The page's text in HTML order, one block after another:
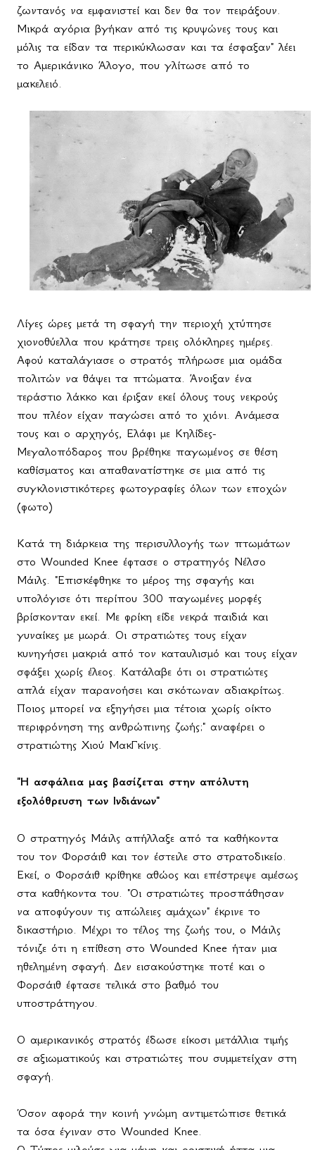
ζωντανός να εμφανιστεί και δεν θα τον πειράξουν.
Μικρά αγόρια βγήκαν από τις κρυψώνες τους και
μόλις τα είδαν τα περικύκλωσαν και τα έσφαξαν" λέει
το Αμερικάνικο Άλογο, που γλίτωσε από το
μακελειό.
Λίγες ώρες μετά τη σφαγή την περιοχή χτύπησε
χιονοθύελλα που κράτησε τρεις ολόκληρες ημέρες.
Αφού καταλάγιασε ο στρατός πλήρωσε μια ομάδα
πολιτών να θάψει τα πτώματα. Άνοιξαν ένα
τεράστιο λάκκο και έριξαν εκεί όλους τους νεκρούς
που πλέον είχαν παγώσει από το χιόνι. Ανάμεσα
τους και ο αρχηγός, Ελάφι με Κηλίδες-
Μεγαλοπόδαρος που βρέθηκε παγωμένος σε θέση
καθίσματος και απαθανατίστηκε σε μια από τις
συγκλονιστικότερες φωτογραφίες όλων των εποχών
(φωτο)
Κατά τη διάρκεια της περισυλλογής των πτωμάτων
στο Wounded Knee έφτασε ο στρατηγός Νέλσο
Μάιλς. "Επισκέφθηκε το μέρος της σφαγής και
υπολόγισε ότι περίπου 300 παγωμένες μορφές
βρίσκονταν εκεί. Με φρίκη είδε νεκρά παιδιά και
γυναίκες με μωρά. Οι στρατιώτες τους είχαν
κυνηγήσει μακριά από τον καταυλισμό και τους είχαν
σφάξει χωρίς έλεος. Κατάλαβε ότι οι στρατιώτες
απλά είχαν παρανοήσει και σκότωναν αδιακρίτως.
Ποιος μπορεί να εξηγήσει μια τέτοια χωρίς οίκτο
περιφρόνηση της ανθρώπινης ζωής;" αναφέρει ο
στρατιώτης Χιού ΜακΓκίνις.
"Η ασφάλεια μας βασίζεται στην απόλυτη
εξολόθρευση των Ινδιάνων"
Ο στρατηγός Μάιλς απήλλαξε από τα καθήκοντα
του τον Φορσάιθ και τον έστειλε στο στρατοδικείο.
Εκεί, ο Φορσάιθ κρίθηκε αθώος και επέστρεψε αμέσως
στα καθήκοντα του. "Οι στρατιώτες προσπάθησαν
να αποφύγουν τις απώλειες αμάχων" έκρινε το
δικαστήριο. Μέχρι το τέλος της ζωής του, ο Μάιλς
τόνιζε ότι η επίθεση στο Wounded Knee ήταν μια
ηθελημένη σφαγή. Δεν εισακούστηκε ποτέ και ο
Φορσάιθ έφτασε τελικά στο βαθμό του
υποστράτηγου.
Ο αμερικανικός στρατός έδωσε είκοσι μετάλλια τιμής
σε αξιωματικούς και στρατιώτες που συμμετείχαν στη
σφαγή.
Όσον αφορά την κοινή γνώμη αντιμετώπισε θετικά
τα όσα έγιναν στο Wounded Knee